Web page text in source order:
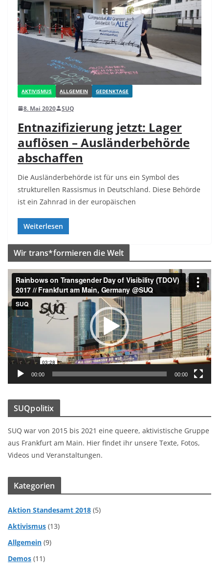
AKTIVISMUS ALLGEMEIN GEDENKTAGE
8. Mai 2020 SUQ
Entnazifizierung jetzt: Lager
auflösen – Ausländerbehörde
abschaffen
Die Ausländerbehörde ist für uns ein Symbol des
strukturellen Rassismus in Deutschland. Diese Behörde
ist ein Zahnrad in der europäischen
Weiterlesen
Wir trans*formieren die Welt
d
P
l
y
e
00:00 00:00
SUQpolitix
SUQ war von 2015 bis 2021 eine queere, aktivistische Gruppe
aus Frankfurt am Main. Hier findet ihr unsere Texte, Fotos,
Videos und Veranstaltungen.
Kategorien
Aktion Standesamt 2018 (5)
Aktivismus (13)
Allgemein (9)
Demos (11)